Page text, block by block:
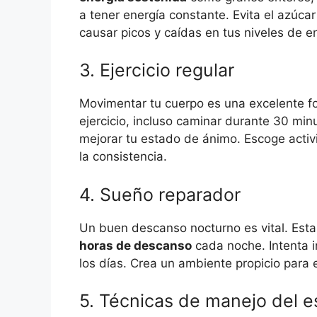
a tener energía constante. Evita el
causar picos y caídas en tus niveles de
3. Ejercicio regular
Movimentar tu cuerpo es una excelente
ejercicio, incluso caminar durante 30
mejorar tu estado de ánimo. Escoge
la consistencia.
4. Sueño reparador
Un buen descanso nocturno es vital.
horas de descanso cada noche. Intenta
los días. Crea un ambiente propicio
5. Técnicas de manejo del